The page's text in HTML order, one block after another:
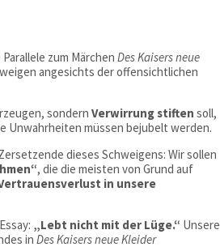
zum MärchenDes Kaisers neue
angesichts der offensichtlichen
sondernVerwirrung stiften soll,
Unwahrheiten müssen bejubelt werden.
dieses Schweigens: Wir sollen
, die die meisten von Grund auf
in unsere
„Lebt nicht mit der Lüge.“ Unsere
inDes Kaisers neue Kleider